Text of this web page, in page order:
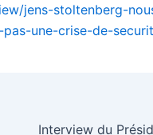
jens-stoltenberg-
une-crise-de-